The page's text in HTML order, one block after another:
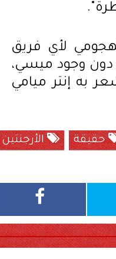
لأي فريق
دون وجود ميسي،
ما شعر به إنتر ميامي
حقيقة
الأرجنتين